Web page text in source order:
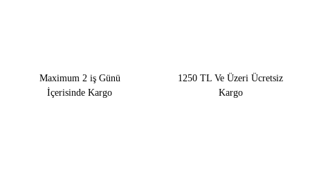
Maximum 2 iş Günü
İçerisinde Kargo
1250 TL Ve Üzeri Ücretsiz
Kargo